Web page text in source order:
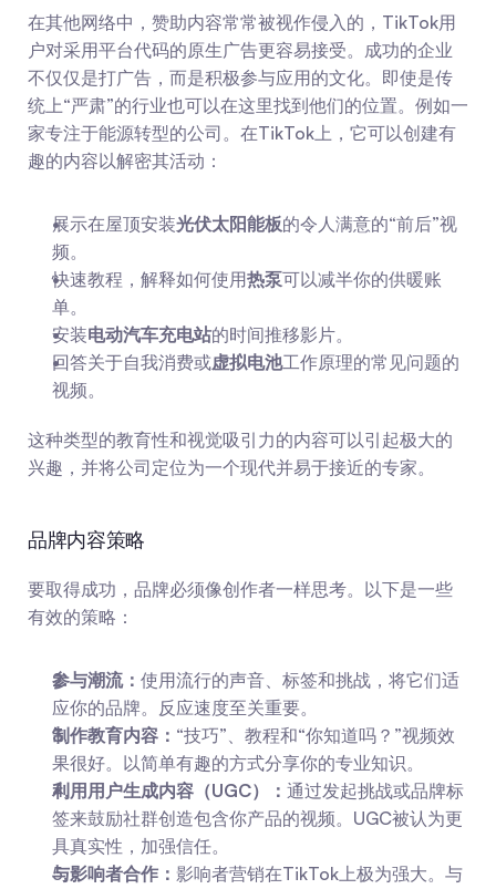
在其他网络中，赞助内容常常被视作侵入的，TikTok用
户对采用平台代码的原生广告更容易接受。成功的企业
不仅仅是打广告，而是积极参与应用的文化。即使是传
统上“严肃”的行业也可以在这里找到他们的位置。例如一
家专注于能源转型的公司。在TikTok上，它可以创建有
趣的内容以解密其活动：
展示在屋顶安装光伏太阳能板的令人满意的“前后”视
频。
快速教程，解释如何使用热泵可以减半你的供暖账
单。
安装电动汽车充电站的时间推移影片。
回答关于自我消费或虚拟电池工作原理的常见问题的
视频。
这种类型的教育性和视觉吸引力的内容可以引起极大的
兴趣，并将公司定位为一个现代并易于接近的专家。
品牌内容策略
要取得成功，品牌必须像创作者一样思考。以下是一些
有效的策略：
参与潮流： 使用流行的声音、标签和挑战，将它们适
应你的品牌。反应速度至关重要。
制作教育内容： “技巧”、教程和“你知道吗？”视频效
果很好。以简单有趣的方式分享你的专业知识。
利用用户生成内容（UGC）： 通过发起挑战或品牌标
签来鼓励社群创造包含你产品的视频。UGC被认为更
具真实性，加强信任。
与影响者合作： 影响者营销在TikTok上极为强大。与